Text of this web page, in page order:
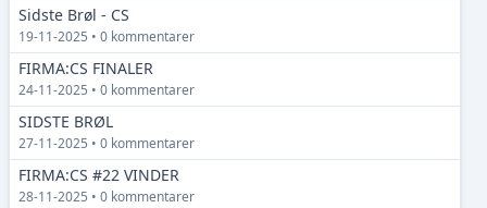
Sidste Brøl - CS
19-11-2025 • 0 kommentarer
FIRMA:CS FINALER
24-11-2025 • 0 kommentarer
SIDSTE BRØL
27-11-2025 • 0 kommentarer
FIRMA:CS #22 VINDER
28-11-2025 • 0 kommentarer